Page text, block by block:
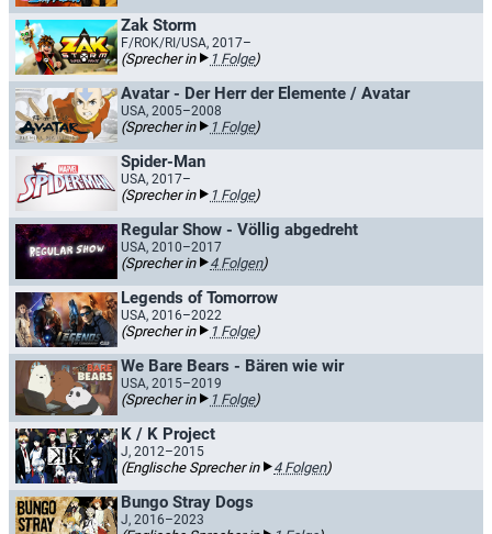
Zak Storm
F/ROK/RI/USA, 2017–
(Sprecher in 1 Folge)
Avatar - Der Herr der Elemente / Avatar
USA, 2005–2008
(Sprecher in 1 Folge)
Spider-Man
USA, 2017–
(Sprecher in 1 Folge)
Regular Show - Völlig abgedreht
USA, 2010–2017
(Sprecher in 4 Folgen)
Legends of Tomorrow
USA, 2016–2022
(Sprecher in 1 Folge)
We Bare Bears - Bären wie wir
USA, 2015–2019
(Sprecher in 1 Folge)
K / K Project
J, 2012–2015
(Englische Sprecher in 4 Folgen)
Bungo Stray Dogs
J, 2016–2023